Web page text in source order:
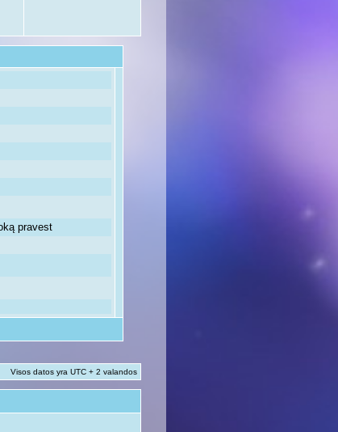
pravest
Visos datos yra UTC + 2 valandos